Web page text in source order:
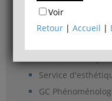
Bibliothèque du
Service
GC
Voir
Retour |Accueil |